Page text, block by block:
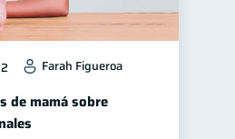
Farah Figueroa
de mamá sobre